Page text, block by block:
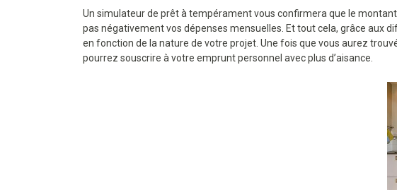
Un simulateur de prêt à tempérament vous confirmera que le
pas négativement vos dépenses mensuelles. Et tout cela, grâce aux
en fonction de la nature de votre projet. Une fois que vous aurez
pourrez souscrire à votre emprunt personnel avec plus d’aisance.